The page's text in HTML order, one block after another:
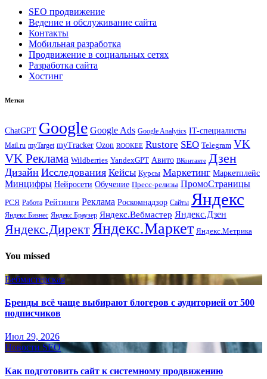
SEO продвижение
Ведение и обслуживание сайта
Контакты
Мобильная разработка
Продвижение в социальных сетях
Разработка сайта
Хостинг
Метки
ChatGPT Google Google Ads Google Analytics IT-специалисты
Mail.ru myTarget myTracker Ozon ROOKEE Rustore SEO Telegram VK
VK Реклама Wildberries YandexGPT Авито ВКонтакте Дзен
Дизайн Исследования Кейсы Курсы Маркетинг Маркетплейс
Минцифры Нейросети Обучение Пресс-релизы ПромоСтраницы
РСЯ Работа Рейтинги Реклама Роскомнадзор Сайты Яндекс
Яндекс.Бизнес Яндекс.Браузер Яндекс.Вебмастер Яндекс.Дзен
Яндекс.ДиректЯндекс.Маркет Яндекс.Метрика
You missed
Вебмастерская
Бренды всё чаще выбирают блогеров с аудиторией от 500
подписчиков
Июл 29, 2026
Новости SEO
Как подготовить сайт к системному продвижению